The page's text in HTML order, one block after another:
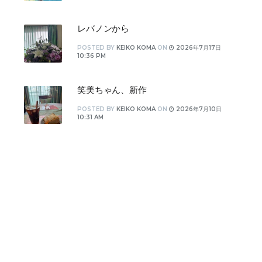
レバノンから
POSTED BY KEIKO KOMA ON
2026年7月17日
10:36 PM
笑美ちゃん、新作
POSTED BY KEIKO KOMA ON
2026年7月10日
10:31 AM